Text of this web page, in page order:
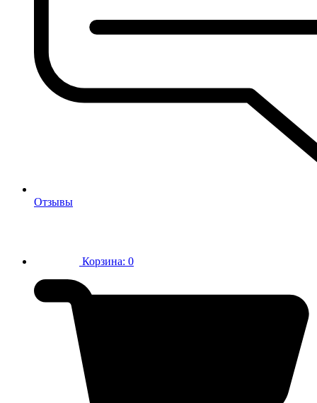
Отзывы
Корзина: 0